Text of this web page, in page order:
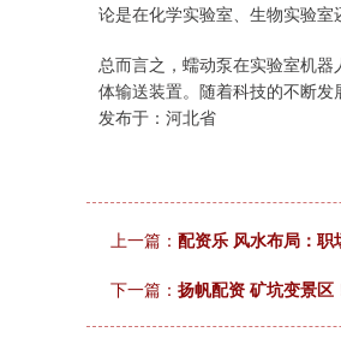
论是在化学实验室、生物实验室
总而言之，蠕动泵在实验室机
体输送装置。随着科技的不断发
发布于：河北省
上一篇： 配资乐 风水布局：职
下一篇： 扬帆配资 矿坑变景